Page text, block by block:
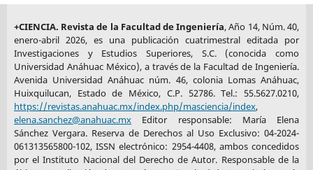
+CIENCIA. Revista de la Facultad de Ingeniería, Año 14, Núm. 40,
enero-abril 2026, es una publicación cuatrimestral editada por
Investigaciones y Estudios Superiores, S.C. (conocida como
Universidad Anáhuac México), a través de la Facultad de Ingeniería.
Avenida Universidad Anáhuac núm. 46, colonia Lomas Anáhuac,
Huixquilucan, Estado de México, C.P. 52786. Tel.: 55.5627.0210,
https://revistas.anahuac.mx/index.php/masciencia/index,
elena.sanchez@anahuac.mxEditor responsable: María Elena
Sánchez Vergara. Reserva de Derechos al Uso Exclusivo: 04-2024-
061313565800-102, ISSN electrónico: 2954-4408, ambos concedidos
por el Instituto Nacional del Derecho de Autor. Responsable de la